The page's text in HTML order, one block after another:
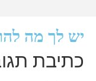
יש לך מה
כתיבת